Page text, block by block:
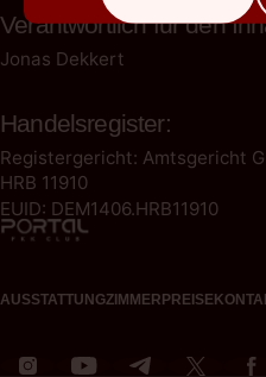
Verantwortlich für den
Jonas Dekkert
Handelsregister:
Registergericht: Amtsgericht
HRB 11910
EUID: DEM1406.HRB11910
AUSSTATTUNGZIMMER PREISE